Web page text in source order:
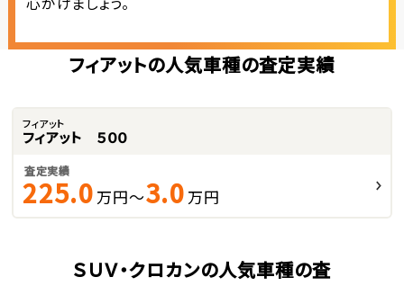
フィアットの人気車種の査定実績
フィアット
フィアット ５００
査定実績
225.0 万円～3.0 万円
ＳＵＶ・クロカンの人気車種の査